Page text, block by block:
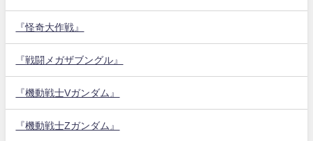
『怪奇大作戦』
『戦闘メガザブングル』
『機動戦士Vガンダム』
『機動戦士Zガンダム』